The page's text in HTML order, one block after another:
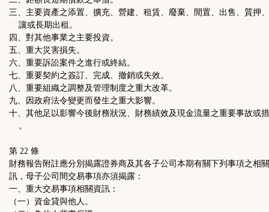
三、主要資產之添置、擴充、營建、租賃、廢棄、閒置、出售、質押
讓或長期出租。
四、對其他事業之主要投資。
五、重大災害損失。
六、重要訴訟案件之進行或終結。
七、重要契約之簽訂、完成、撤銷或失效。
八、重要組織之調整及管理制度之重大改革。
九、因政府法令變更而發生之重大影響。
十、其他足以影響今後財務狀況、財務績效及現金流量之重要事故或
。
第 22 條
財務報告附註應分別揭露證券商及其各子公司本期有關下列事項之相
訊，母子公司間交易事項亦須揭露：
一、重大交易事項相關資訊：
（一）資金貸與他人。